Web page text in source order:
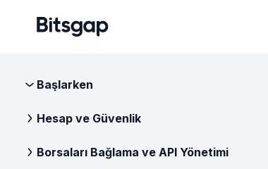
Başlarken
Hesap ve Güvenlik
Borsaları Bağlama ve API Yönetimi